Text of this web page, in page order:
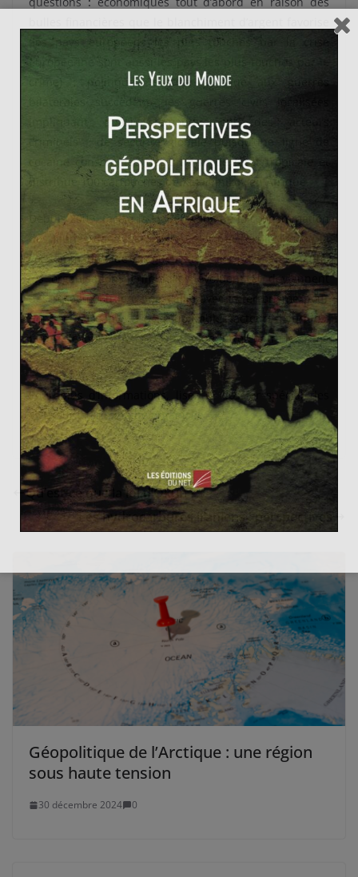
(les pays européens les plus touchés par la crise
européenne sont aussi les pays les plus touchés par le
crime) ; politiques ensuite puisque aux guerres
bilatérales succèdent des guerres civils localisées
impliquant quasi-systématiquement des acteurs
criminels ; de sécurité globale puisqu’une ligne de
cocaïne consommée détruit 1m² de forêt tropicale et
distribue 100 cartouches de Kalachnikov en Afrique.
Depuis 2009, face à la stabilisation de la consommation
des jeunes dans les pays du Nord et l’explosion de la
consommation de drogues dans les pays émergents,
les organisations criminelles évoluent et deviennent
des réseaux où le crime s’allie avec le terrorisme pour
donner naissance à de redoutables acteurs hybrides.
Contre lesquels notre politique de lutte contre le crime
est à repenser.
Pour plus d’informations, lisez le dossier spécial des
YDM sur lacriminalité organisée
Qu’est-ce que la loi d’Okun ?
Les hydrocarbures iraniens : perspectives
Géopolitique de l’Arctique : une région
sous haute tension
30 décembre 2024 0